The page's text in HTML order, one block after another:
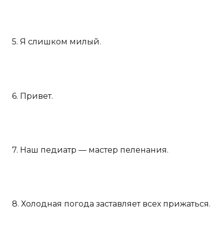
5. Я слишком милый.
6. Привет.
7. Наш педиатр — мастер пеленания.
8. Холодная погода заставляет всех прижаться.